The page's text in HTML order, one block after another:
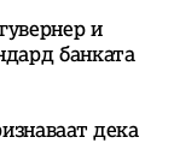
и
банката
дека